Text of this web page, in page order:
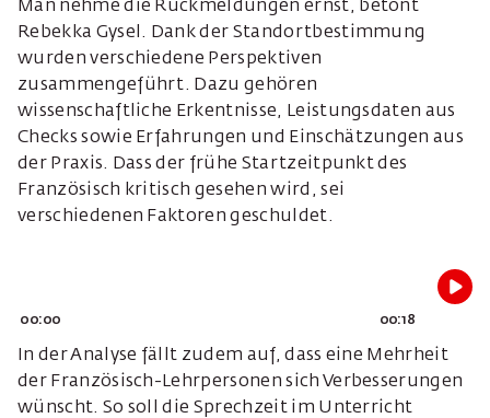
Man nehme die Rückmeldungen ernst, betont
Rebekka Gysel. Dank der Standortbestimmung
wurden verschiedene Perspektiven
zusammengeführt. Dazu gehören
wissenschaftliche Erkentnisse, Leistungsdaten aus
Checks sowie Erfahrungen und Einschätzungen aus
der Praxis. Dass der frühe Startzeitpunkt des
Französisch kritisch gesehen wird, sei
verschiedenen Faktoren geschuldet.
00:00 00:18
In der Analyse fällt zudem auf, dass eine Mehrheit
der Französisch-Lehrpersonen sich Verbesserungen
wünscht. So soll die Sprechzeit im Unterricht